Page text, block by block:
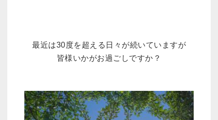
最近は30度を超える日々が続いていますが
皆様いかがお過ごしですか？